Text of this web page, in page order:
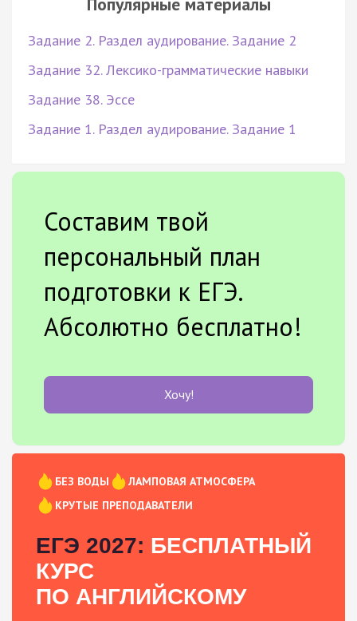
Задание 2. Раздел аудирование. Задание 2
Задание 32. Лексико-грамматические навыки
Задание 38. Эссе
Задание 1. Раздел аудирование. Задание 1
Составим твой
персональный план
подготовки к ЕГЭ.
Абсолютно бесплатно!
Хочу!
БЕЗ ВОДЫ
ЛАМПОВАЯ АТМОСФЕРА
КРУТЫЕ ПРЕПОДАВАТЕЛИ
ЕГЭ 2027: БЕСПЛАТНЫЙ
КУРС
ПО АНГЛИЙСКОМУ